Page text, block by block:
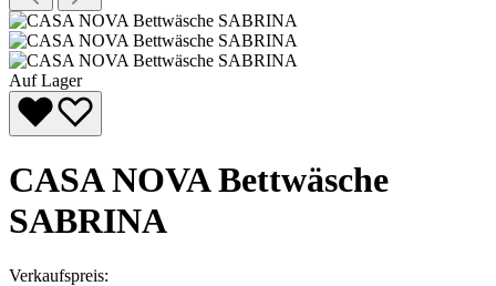
Auf Lager
CASA NOVA Bettwäsche
SABRINA
Verkaufspreis: